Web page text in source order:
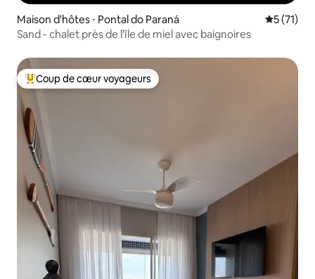
Maison d'hôtes ⋅ Pontal do Paraná
5 (71)
Sand - chalet près de l'île de miel avec baignoires
Coups de cœur voyageurs les plus appréciés
Coup de cœur voyageurs